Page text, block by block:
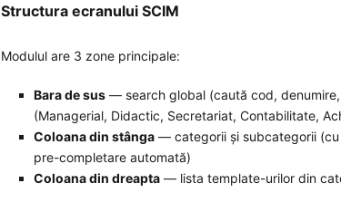
Structura ecranului SCIM
Modulul are 3 zone principale:
Bara de sus— search global (caută cod,
(Managerial, Didactic, Secretariat, Contabilitate,
Coloana din stânga— categorii și subcategorii (cu
pre-completare automată)
Coloana din dreapta— lista template-urilor din